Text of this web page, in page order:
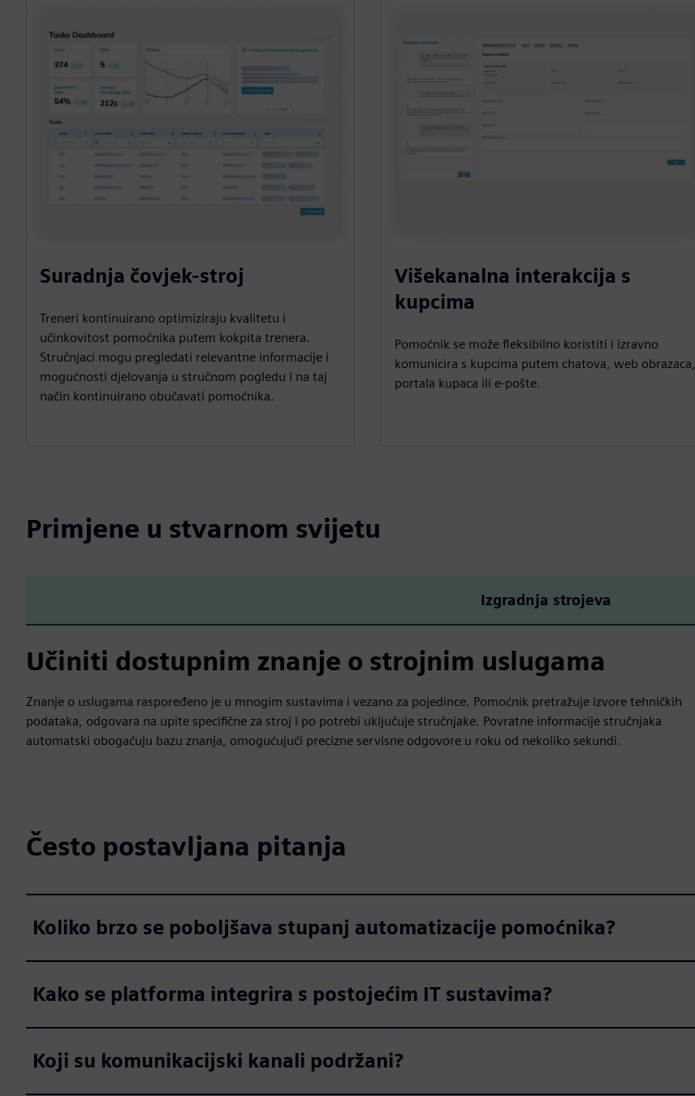
Suradnja čovjek-stroj
Treneri kontinuirano optimiziraju kvalitetu i
učinkovitost pomoćnika putem kokpita trenera.
Stručnjaci mogu pregledati relevantne informacije i
mogućnosti djelovanja u stručnom pogledu i na taj
način kontinuirano obučavati pomoćnika.
Višekanalna interakcija s
kupcima
Pomoćnik se može fleksibilno koristiti i izravno
komunicira s kupcima putem chatova, web obrazaca,
portala kupaca ili e-pošte.
Primjene u stvarnom svijetu
Izgradnja strojeva
Učiniti dostupnim znanje o strojnim uslugama
Znanje o uslugama raspoređeno je u mnogim sustavima i vezano za pojedince. Pomoćnik pretražuje izvore tehničkih
podataka, odgovara na upite specifične za stroj i po potrebi uključuje stručnjake. Povratne informacije stručnjaka
automatski obogaćuju bazu znanja, omogućujući precizne servisne odgovore u roku od nekoliko sekundi.
Često postavljana pitanja
Koliko brzo se poboljšava stupanj automatizacije pomoćnika?
Kako se platforma integrira s postojećim IT sustavima?
Koji su komunikacijski kanali podržani?